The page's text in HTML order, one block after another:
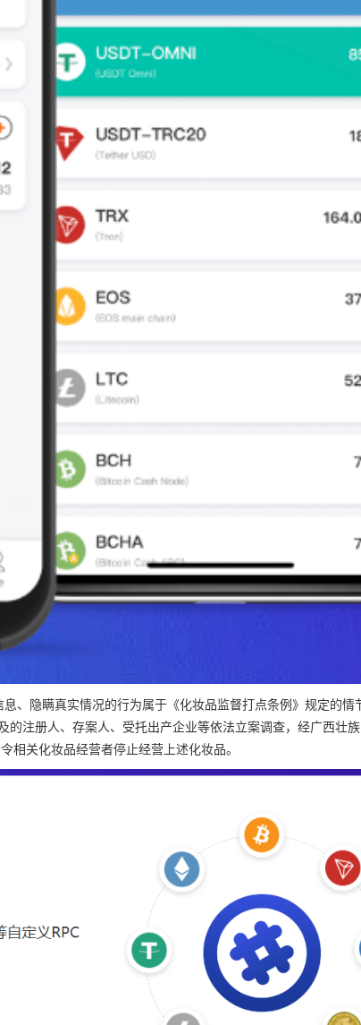
、隐瞒真实情况的行为属于《化妆品监督打点条例》规定的情
注册人、存案人、受托出产企业等依法立案调查，经广西壮
关化妆品经营者停止经营上述化妆品。